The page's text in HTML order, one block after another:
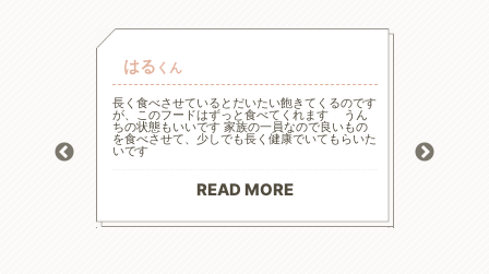
はる くん
長く食べさせているとだいたい飽きてくるのです
が、このフードはずっと食べてくれます うん
ちの状態もいいです 家族の一員なので良いもの
を食べさせて、少しでも長く健康でいてもらいた
いです
READ MORE